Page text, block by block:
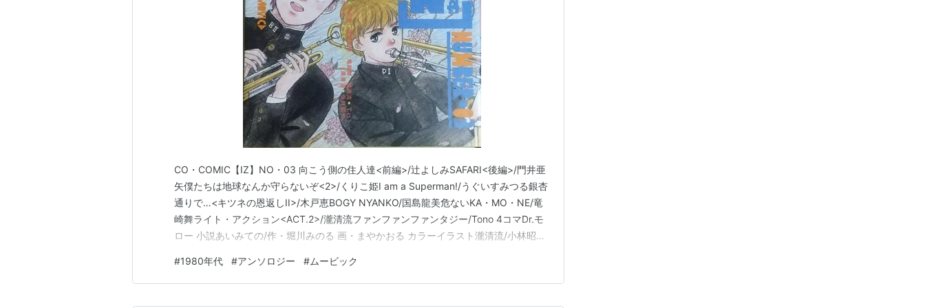
CO・COMIC【IZ】NO・03 向こう側の住人達<前編>/辻よしみSAFARI<後編>/門井亜
矢僕たちは地球なんか守らないぞ<2>/くりこ姫I am a Superman!/うぐいすみつる銀杏
通りで…<キツネの恩返しII>/木戸恵BOGY NYANKO/国島龍美危ないKA・MO・NE/竜
崎舞ライト・アクション<ACT.2>/瀧清流ファンファンファンタジー/Tono 4コマDr.モ
ロー 小説あいみての/作・堀川みのる 画・まやかおる カラーイラスト瀧清流/小林昭夫
#1980年代 #アンソロジー #ムービック